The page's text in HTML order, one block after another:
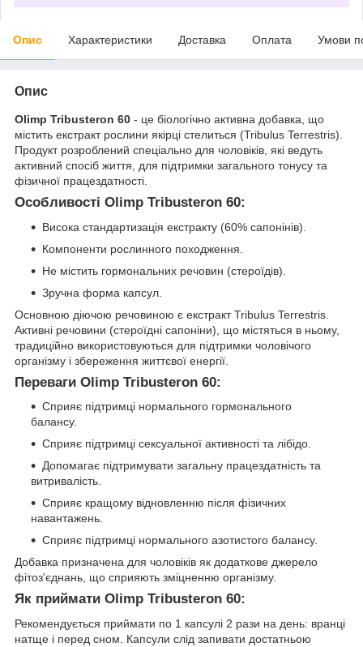
Опис Характеристики Доставка Оплата Умови
Опис
Olimp Tribusteron 60 - це біологічно активна добавка, що
містить екстракт рослини якірці стелиться (Tribulus Terrestris).
Продукт розроблений спеціально для чоловіків, які ведуть
активний спосіб життя, для підтримки загального тонусу та
фізичної працездатності.
Особливості Olimp Tribusteron 60:
Висока стандартизація екстракту (60% сапонінів).
Компоненти рослинного походження.
Не містить гормональних речовин (стероїдів).
Зручна форма капсул.
Основною діючою речовиною є екстракт Tribulus Terrestris.
Активні речовини (стероїдні сапоніни), що містяться в ньому,
традиційно використовуються для підтримки чоловічого
організму і збереження життєвої енергії.
Переваги Olimp Tribusteron 60:
Сприяє підтримці нормального гормонального
балансу.
Сприяє підтримці сексуальної активності та лібідо.
Допомагає підтримувати загальну працездатність та
витривалість.
Сприяє кращому відновленню після фізичних
навантажень.
Сприяє підтримці нормального азотистого балансу.
Добавка призначена для чоловіків як додаткове джерело
фітоз'єднань, що сприяють зміцненню організму.
Як приймати Olimp Tribusteron 60:
Рекомендується приймати по 1 капсулі 2 рази на день: вранці
натще і перед сном. Капсули слід запивати достатньою